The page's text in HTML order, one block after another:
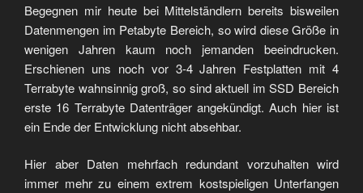
Begegnen mir heute bei Mittelständlern bereits bisweilen
Datenmengen im Petabyte Bereich, so wird diese Größe in
wenigen Jahren kaum noch jemanden beeindrucken.
Erschienen uns noch vor 3-4 Jahren Festplatten mit 4
Terrabyte wahnsinnig groß, so sind aktuell im SSD Bereich
erste 16 Terrabyte Datenträger angekündigt. Auch hier ist
ein Ende der Entwicklung nicht absehbar.
Hier aber Daten mehrfach redundant vorzuhalten wird
immer mehr zu einem extrem kostspieligen Unterfangen